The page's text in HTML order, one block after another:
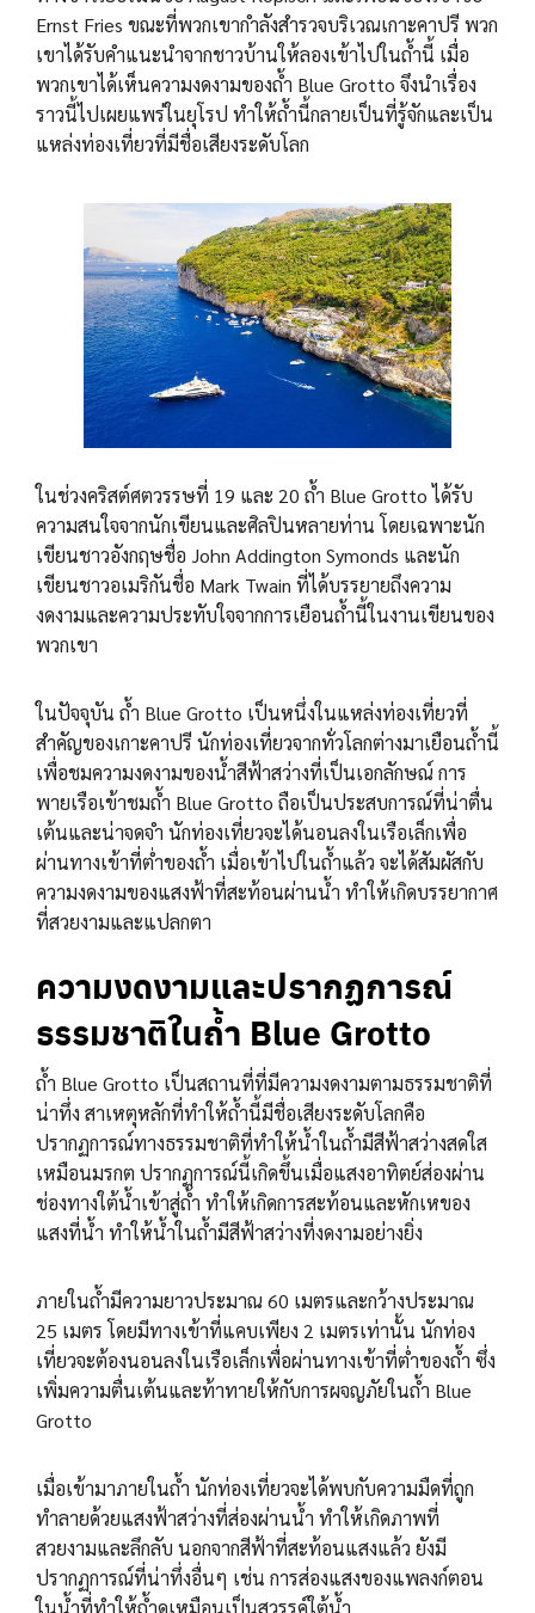
Ernst Fries ขณะที่พวกเขากำลังสำรวจบริเวณเกาะคาปรี พวก
เขาได้รับคำแนะนำจากชาวบ้านให้ลองเข้าไปในถ้ำนี้ เมื่อ
พวกเขาได้เห็นความงดงามของถ้ำ Blue Grotto จึงนำเรื่อง
ราวนี้ไปเผยแพร่ในยุโรป ทำให้ถ้ำนี้กลายเป็นที่รู้จักและเป็น
แหล่งท่องเที่ยวที่มีชื่อเสียงระดับโลก
ในช่วงคริสต์ศตวรรษที่ 19 และ 20 ถ้ำ Blue Grotto ได้รับ
ความสนใจจากนักเขียนและศิลปินหลายท่าน โดยเฉพาะนัก
เขียนชาวอังกฤษชื่อ John Addington Symonds และนัก
เขียนชาวอเมริกันชื่อ Mark Twain ที่ได้บรรยายถึงความ
งดงามและความประทับใจจากการเยือนถ้ำนี้ในงานเขียนของ
พวกเขา
ในปัจจุบัน ถ้ำ Blue Grotto เป็นหนึ่งในแหล่งท่องเที่ยวที่
สำคัญของเกาะคาปรี นักท่องเที่ยวจากทั่วโลกต่างมาเยือนถ้ำนี้
เพื่อชมความงดงามของน้ำสีฟ้าสว่างที่เป็นเอกลักษณ์ การ
พายเรือเข้าชมถ้ำ Blue Grotto ถือเป็นประสบการณ์ที่น่าตื่น
เต้นและน่าจดจำ นักท่องเที่ยวจะได้นอนลงในเรือเล็กเพื่อ
ผ่านทางเข้าที่ต่ำของถ้ำ เมื่อเข้าไปในถ้ำแล้ว จะได้สัมผัสกับ
ความงดงามของแสงฟ้าที่สะท้อนผ่านน้ำ ทำให้เกิดบรรยากาศ
ที่สวยงามและแปลกตา
ความงดงามและปรากฏการณ์
ธรรมชาติในถ้ำ Blue Grotto
ถ้ำ Blue Grotto เป็นสถานที่ที่มีความงดงามตามธรรมชาติที่
น่าทึ่ง สาเหตุหลักที่ทำให้ถ้ำนี้มีชื่อเสียงระดับโลกคือ
ปรากฏการณ์ทางธรรมชาติที่ทำให้น้ำในถ้ำมีสีฟ้าสว่างสดใส
เหมือนมรกต ปรากฏการณ์นี้เกิดขึ้นเมื่อแสงอาทิตย์ส่องผ่าน
ช่องทางใต้น้ำเข้าสู่ถ้ำ ทำให้เกิดการสะท้อนและหักเหของ
แสงที่น้ำ ทำให้น้ำในถ้ำมีสีฟ้าสว่างที่งดงามอย่างยิ่ง
ภายในถ้ำมีความยาวประมาณ 60 เมตรและกว้างประมาณ
25 เมตร โดยมีทางเข้าที่แคบเพียง 2 เมตรเท่านั้น นักท่อง
เที่ยวจะต้องนอนลงในเรือเล็กเพื่อผ่านทางเข้าที่ต่ำของถ้ำ ซึ่ง
เพิ่มความตื่นเต้นและท้าทายให้กับการผจญภัยในถ้ำ Blue
Grotto
เมื่อเข้ามาภายในถ้ำ นักท่องเที่ยวจะได้พบกับความมืดที่ถูก
ทำลายด้วยแสงฟ้าสว่างที่ส่องผ่านน้ำ ทำให้เกิดภาพที่
สวยงามและลึกลับ นอกจากสีฟ้าที่สะท้อนแสงแล้ว ยังมี
ปรากฏการณ์ที่น่าทึ่งอื่นๆ เช่น การส่องแสงของแพลงก์ตอน